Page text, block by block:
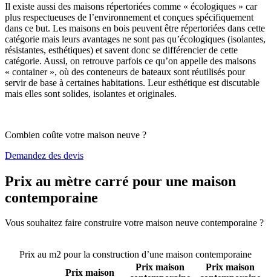
Il existe aussi des maisons répertoriées comme « écologiques » car
plus respectueuses de l’environnement et conçues spécifiquement
dans ce but. Les maisons en bois peuvent être répertoriées dans cette
catégorie mais leurs avantages ne sont pas qu’écologiques (isolantes,
résistantes, esthétiques) et savent donc se différencier de cette
catégorie. Aussi, on retrouve parfois ce qu’on appelle des maisons
« container », où des conteneurs de bateaux sont réutilisés pour
servir de base à certaines habitations. Leur esthétique est discutable
mais elles sont solides, isolantes et originales.
Combien coûte votre maison neuve ?
Demandez des devis
Prix au mètre carré pour une maison
contemporaine
Vous souhaitez faire construire votre maison neuve contemporaine ?
Prix au m2 pour la construction d’une maison contemporaine
Prix maison
Prix maison
Prix maison